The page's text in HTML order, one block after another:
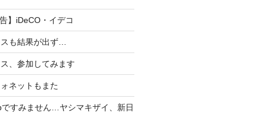
】iDeCO・イデコ
も結果が出ず…
、参加してみます
ネットもまた
すみません…ヤシマキザイ、新日